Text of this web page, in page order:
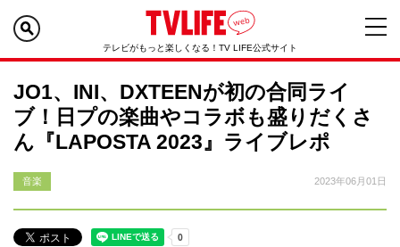
テレビがもっと楽しくなる！TV LIFE公式サイト
JO1、INI、DXTEENが初の合同ライ
ブ！日プの楽曲やコラボも盛りだくさ
ん『LAPOSTA 2023』ライブレポ
音楽 2023年06月01日